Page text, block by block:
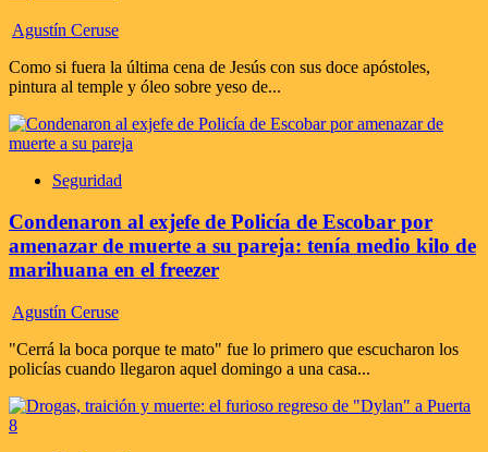
Agustín Ceruse
Como si fuera la última cena de Jesús con sus doce apóstoles,
pintura al temple y óleo sobre yeso de...
Seguridad
Condenaron al exjefe de Policía de Escobar por
amenazar de muerte a su pareja: tenía medio kilo de
marihuana en el freezer
Agustín Ceruse
"Cerrá la boca porque te mato" fue lo primero que escucharon los
policías cuando llegaron aquel domingo a una casa...